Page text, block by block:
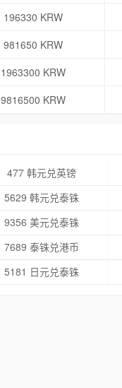
196330 KRW
981650 KRW
1963300 KRW
9816500 KRW
477 韩元兑英镑
5629 韩元兑泰铢
9356 美元兑泰铢
7689 泰铢兑港币
5181 日元兑泰铢